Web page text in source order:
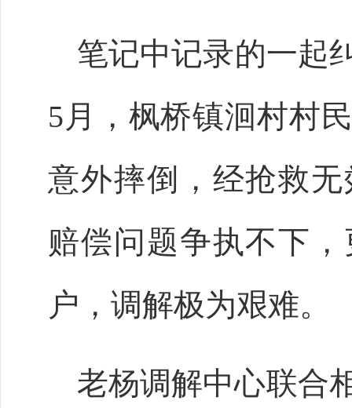
笔记中记录的一起
5月，枫桥镇洄村村
意外摔倒，经抢救
赔偿问题争执不下
户，调解极为艰难。
老杨调解中心联合